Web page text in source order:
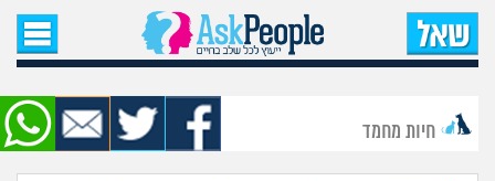
עמוד הבית
שאל שאלה
שאלות חדשות
חיות מחמד